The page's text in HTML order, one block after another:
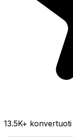
13.5K+ konvertuoti